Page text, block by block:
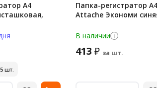
А4
шт.
Папка-регистратор А4
Attache Экономи
В наличии
413 ₽ за шт.